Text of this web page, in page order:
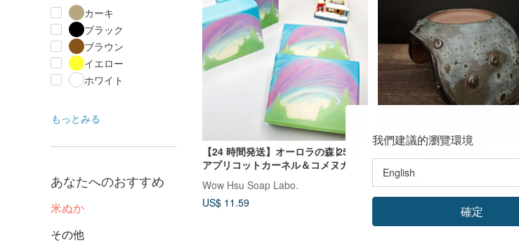
カーキ
ブラック
ブラウン
イエロー
ホワイト
もっとみる
あなたへのおすすめ
米ぬか
その他
【24 時間発送】オーロラの森∣25%
アプリコットカーネル＆コメヌカ ク
感謝のギフト
Wow Hsu Soap Labo.
US$ 11.59
一米工作室
我們建議的瀏覽環境
確定